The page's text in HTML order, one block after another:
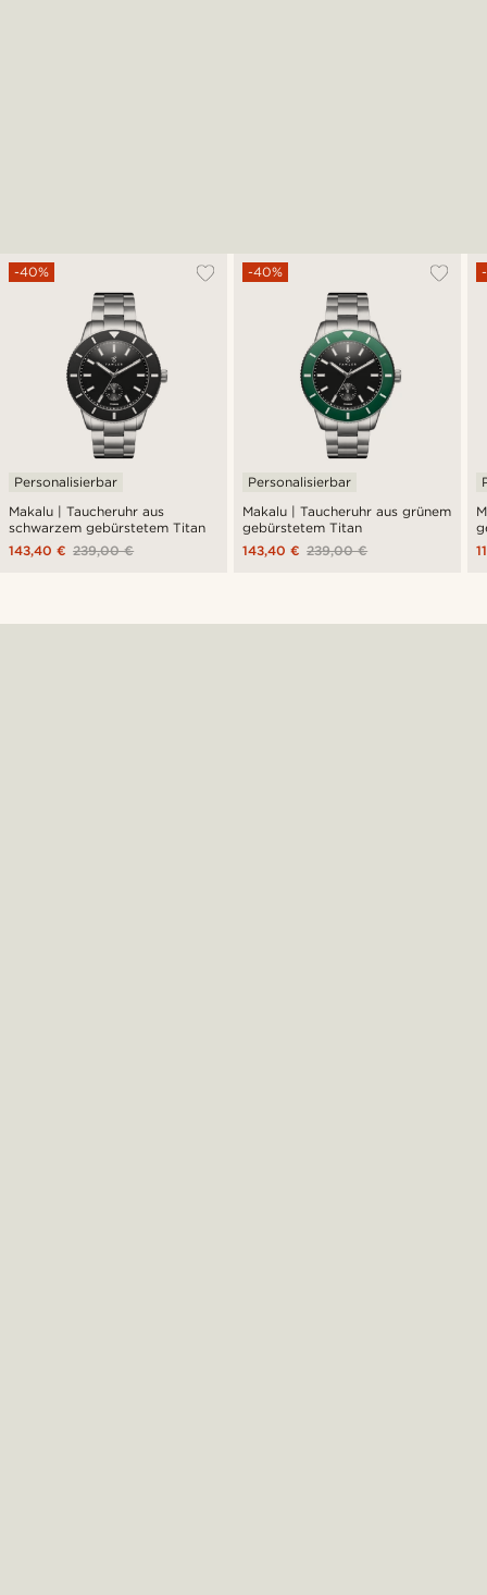
Makalu | Taucheruhr aus
schwarzem gebürstetem Titan
-40%
Personalisierbar
239,00 €
143,40 €
Makalu | Taucheruhr aus grünem
gebürstetem Titan
-40%
Personalisierbar
239,00 €
143,40 €